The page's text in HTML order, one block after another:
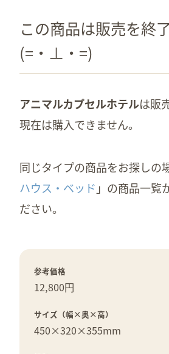
この商品は販売を終
(=・⊥・=)
アニマルカプセルホテルは販
現在は購入できません。
同じタイプの商品をお探しの
ハウス・ベッド 」の商品一覧
ださい。
参考価格
12,800円
サイズ（幅×奥×高）
450×320×355mm